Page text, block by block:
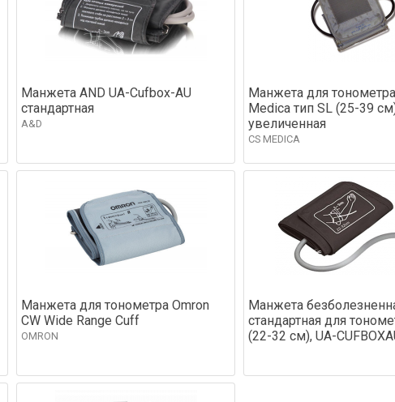
Манжета AND UA-Cufbox-AU
стандартная
A&D
Манжета для
Medica тип SL (25-39
увеличенная
CS MEDICA
Манжета для тонометра Omron
CW Wide Range Cuff
OMRON
Манжета
стандартная для
(22-32 см), UA-